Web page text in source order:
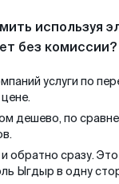
используя
без комиссии?
услуги по
дешево, по
обратно сразу.
Ыгдыр в одну